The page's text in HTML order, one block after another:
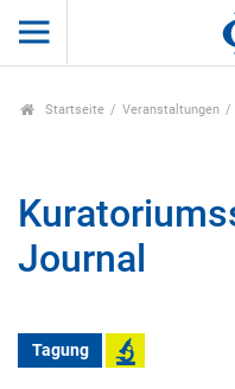
Startseite Veranstaltungen
Journal
Tagung